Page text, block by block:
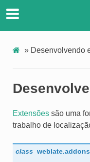
» Desenvolvendo
Extensõessão uma
trabalho de
class